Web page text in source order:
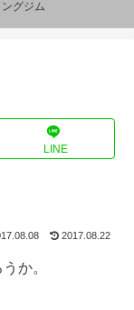
グジム
LINE
2017.08.22
か。